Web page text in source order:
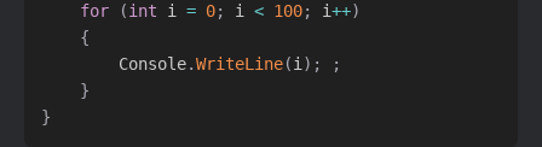
for
(int i = 0; i < 100; i++)
{
        Console
.WriteLine(i) ;
;
}
}